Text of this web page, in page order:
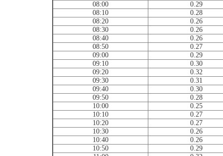
08:00
0.29
08:10
0.28
08:20
0.26
08:30
0.26
08:40
0.26
08:50
0.27
09:00
0.29
09:10
0.30
09:20
0.32
09:30
0.31
09:40
0.30
09:50
0.28
10:00
0.25
10:10
0.27
10:20
0.27
10:30
0.26
10:40
0.26
10:50
0.29